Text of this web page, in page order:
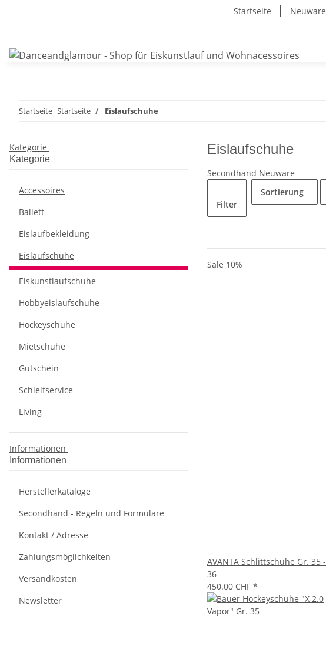
Startseite Neuware
Startseite Startseite Eislaufschuhe
Eislaufschuhe
Secondhand Neuware
Filter
Sortierung
Sale 10%
AVANTA Schlittschuhe Gr. 35 -
36
450.00 CHF *
Kategorie
Kategorie
Accessoires
Ballett
Eislaufbekleidung
Eislaufschuhe
Eiskunstlaufschuhe
Hobbyeislaufschuhe
Hockeyschuhe
Mietschuhe
Gutschein
Schleifservice
Living
Informationen
Informationen
Herstellerkataloge
Secondhand - Regeln und Formulare
Kontakt / Adresse
Zahlungsmöglichkeiten
Versandkosten
Newsletter